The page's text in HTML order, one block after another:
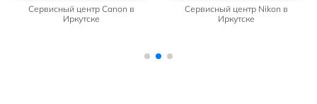
Сервисный центр Canon в
Иркутске
Сервисный центр Nikon в
Иркутске